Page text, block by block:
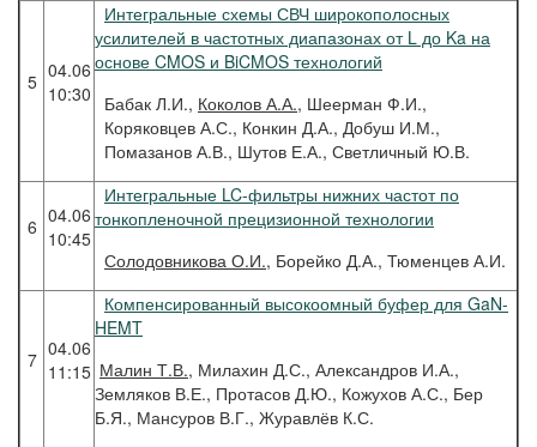
5 04.06
10:30
Интегральные схемы СВЧ широкополосных
усилителей в частотных диапазонах от L до Ka на
основе CMOS и BiCMOS технологий
Бабак Л.И., Коколов А.А., Шеерман Ф.И.,
Коряковцев А.С., Конкин Д.А., Добуш И.М.,
Помазанов А.В., Шутов Е.А., Светличный Ю.В.
6 04.06
10:45
Интегральные LC-фильтры нижних частот по
тонкопленочной прецизионной технологии
Солодовникова О.И., Борейко Д.А., Тюменцев А.И.
7 04.06
11:15
Компенсированный высокоомный буфер для GaN-
HEMT
Малин Т.В., Милахин Д.С., Александров И.А.,
Земляков В.Е., Протасов Д.Ю., Кожухов А.С., Бер
Б.Я., Мансуров В.Г., Журавлёв К.С.